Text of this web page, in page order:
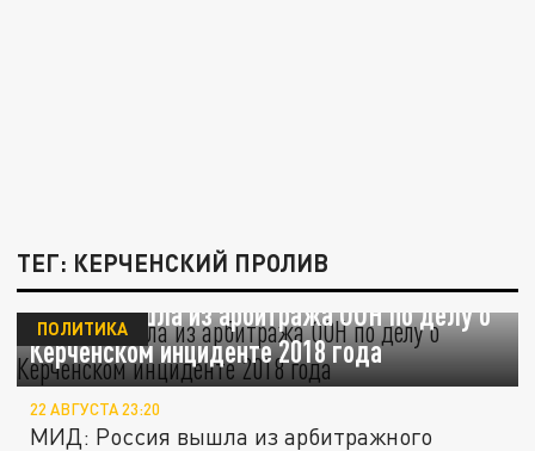
ТЕГ: КЕРЧЕНСКИЙ ПРОЛИВ
Россия вышла из арбитража ООН по делу о
Керченском инциденте 2018 года
ПОЛИТИКА
22 АВГУСТА 23:20
МИД: Россия вышла из арбитражного